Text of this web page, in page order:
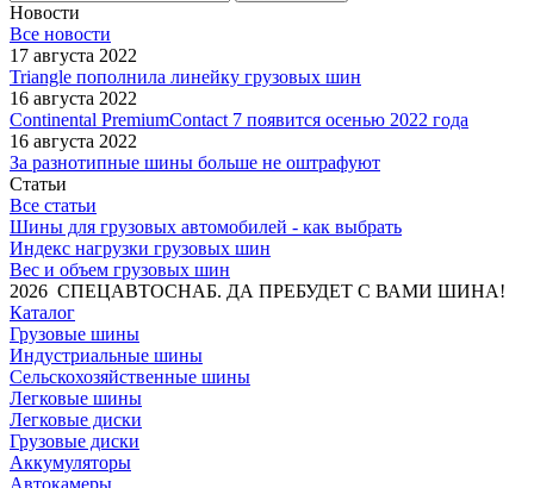
Новости
Все новости
17 августа 2022
Triangle пополнила линейку грузовых шин
16 августа 2022
Continental PremiumContact 7 появится осенью 2022 года
16 августа 2022
За разнотипные шины больше не оштрафуют
Статьи
Все статьи
Шины для грузовых автомобилей - как выбрать
Индекс нагрузки грузовых шин
Вес и объем грузовых шин
2026 СПЕЦАВТОСНАБ. ДА ПРЕБУДЕТ С ВАМИ ШИНА!
Каталог
Грузовые шины
Индустриальные шины
Сельскохозяйственные шины
Легковые шины
Легковые диски
Грузовые диски
Аккумуляторы
Автокамеры